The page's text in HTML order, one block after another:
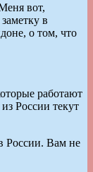
вот,
в
о том, что
работают
России текут
России. Вам не